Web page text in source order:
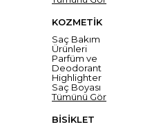
KOZMETİK
Saç Bakım
Ürünleri
Parfüm ve
Deodorant
Highlighter
Saç Boyası
Tümünü Gör
BİSİKLET